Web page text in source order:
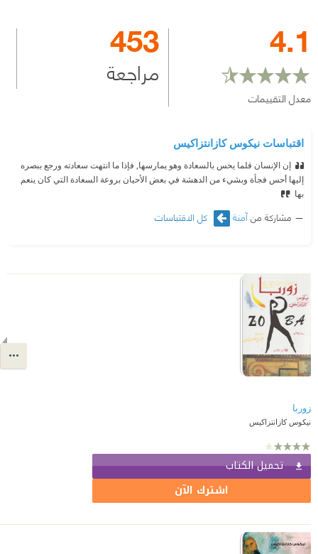
4.1
معدل التقييمات
453
مراجعة
اقتباسات نيكوس كازانتزاكيس
إن الإنسان قلما يحس بالسعادة وهو يمارسها, فإذا ما انتهت سعادته ورجع ببصره
إليها أحس فجأة وبشيء من الدهشة في بعض الأحيان بروعة السعادة التي كان ينعم
بها
مشاركة منآمنة كل الاقتباسات
زوربا
نيكوس كازانتزاكيس
تحميل الكتاب
اشترك الآن